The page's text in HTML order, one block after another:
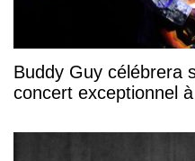
Buddy Guy célébrera
concert exceptionnel